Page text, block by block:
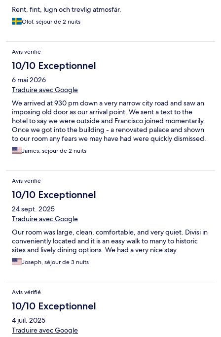
Rent, fint, lugn och trevlig atmosfär.
Olof, séjour de 2 nuits
Avis vérifié
10/10 Exceptionnel
6 mai 2026
Traduire avec Google
We arrived at 930 pm down a very narrow city road and saw an
imposing old door as our arrival point. We sent a text to the
hotel to say we were outside and Francisco joined momentarily.
Once we got into the building - a renovated palace and shown
to our room any fears we may have had were quickly dismissed.
The room was spacious and the bathroom and shower were
magnificent Francisco and Giorgio were great hosts
James, séjour de 2 nuits
Avis vérifié
10/10 Exceptionnel
24 sept. 2025
Traduire avec Google
Our room was large, clean, comfortable, and very quiet. Divisi in
conveniently located and it is an easy walk to many to historic
sites and lively dining options. We had a very nice stay.
Joseph, séjour de 3 nuits
Avis vérifié
10/10 Exceptionnel
4 juil. 2025
Traduire avec Google